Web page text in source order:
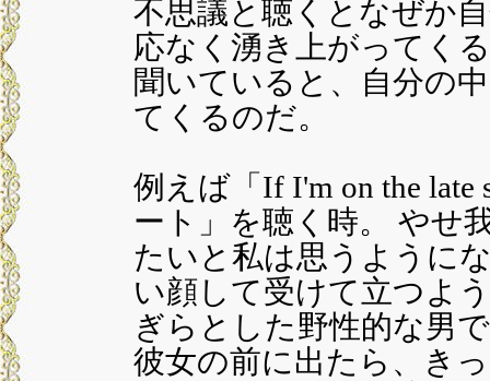
不思議と聴くとなぜか
応なく湧き上がってく
聞いていると、自分の
てくるのだ。
例えば「If I'm on the
ート」を聴く時。 やせ
たいと私は思うように
い顔して受けて立つよ
ぎらとした野性的な男
彼女の前に出たら、き